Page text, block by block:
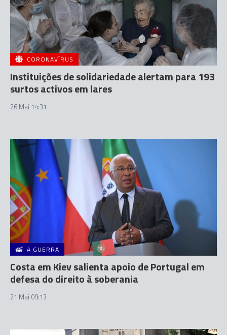
CORONAVÍRUS
Instituições de solidariedade alertam para 193
surtos activos em lares
26 Mai 14:31
A GUERRA
Costa em Kiev salienta apoio de Portugal em
defesa do direito à soberania
21 Mai 09:13